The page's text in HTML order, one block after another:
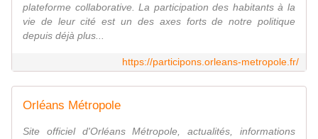
plateforme collaborative. La participation des habitants à la
vie de leur cité est un des axes forts de notre politique
depuis déjà plus...
https://participons.orleans-metropole.fr/
Orléans Métropole
Site officiel d'Orléans Métropole, actualités, informations